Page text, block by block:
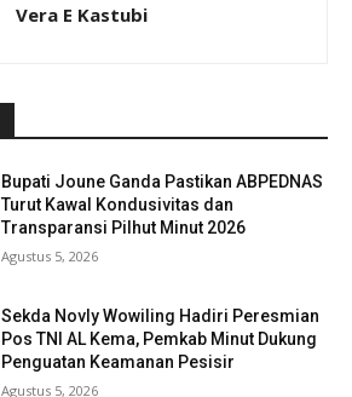
Vera E Kastubi
Bupati Joune Ganda Pastikan ABPEDNAS
Turut Kawal Kondusivitas dan
Transparansi Pilhut Minut 2026
Agustus 5, 2026
Sekda Novly Wowiling Hadiri Peresmian
Pos TNI AL Kema, Pemkab Minut Dukung
Penguatan Keamanan Pesisir
Agustus 5, 2026